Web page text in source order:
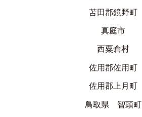
苫田郡鏡野町
真庭市
西粟倉村
佐用郡佐用町
佐用郡上月町
鳥取県 智頭町